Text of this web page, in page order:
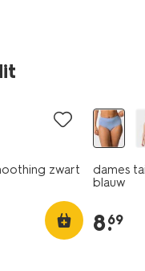
zwart
dames
blauw
8.
69